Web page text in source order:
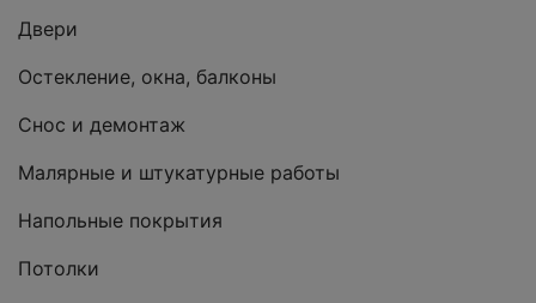
Двери
Остекление, окна, балконы
Снос и демонтаж
Малярные и штукатурные работы
Напольные покрытия
Потолки